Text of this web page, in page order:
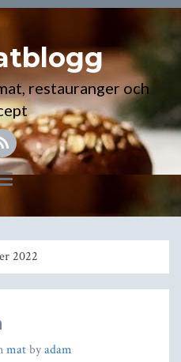
restauranger och
Toggle
2022
matbyadam